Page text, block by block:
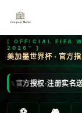
清华上学
发布时